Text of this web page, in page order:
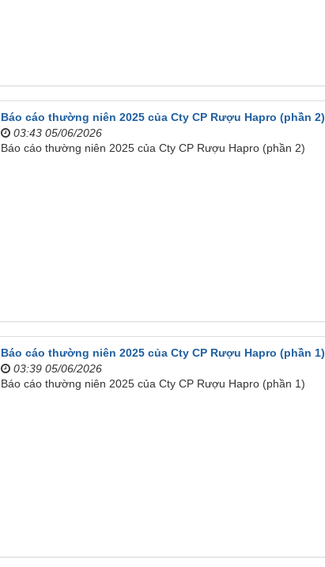
Báo cáo thường niên 2025 của Cty CP Rượu Hapro (phần 2)
03:43 05/06/2026
Báo cáo thường niên 2025 của Cty CP Rượu Hapro (phần 2)
Báo cáo thường niên 2025 của Cty CP Rượu Hapro (phần 1)
03:39 05/06/2026
Báo cáo thường niên 2025 của Cty CP Rượu Hapro (phần 1)